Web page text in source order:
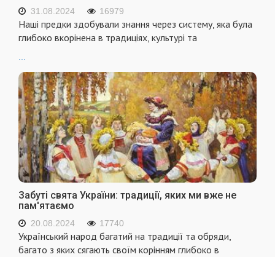
31.08.2024 16979
Наші предки здобували знання через систему, яка була
глибоко вкорінена в традиціях, культурі та
Забуті свята України: традиції, яких ми вже не
пам'ятаємо
20.08.2024 17740
Український народ багатий на традиції та обряди,
багато з яких сягають своїм корінням глибоко в